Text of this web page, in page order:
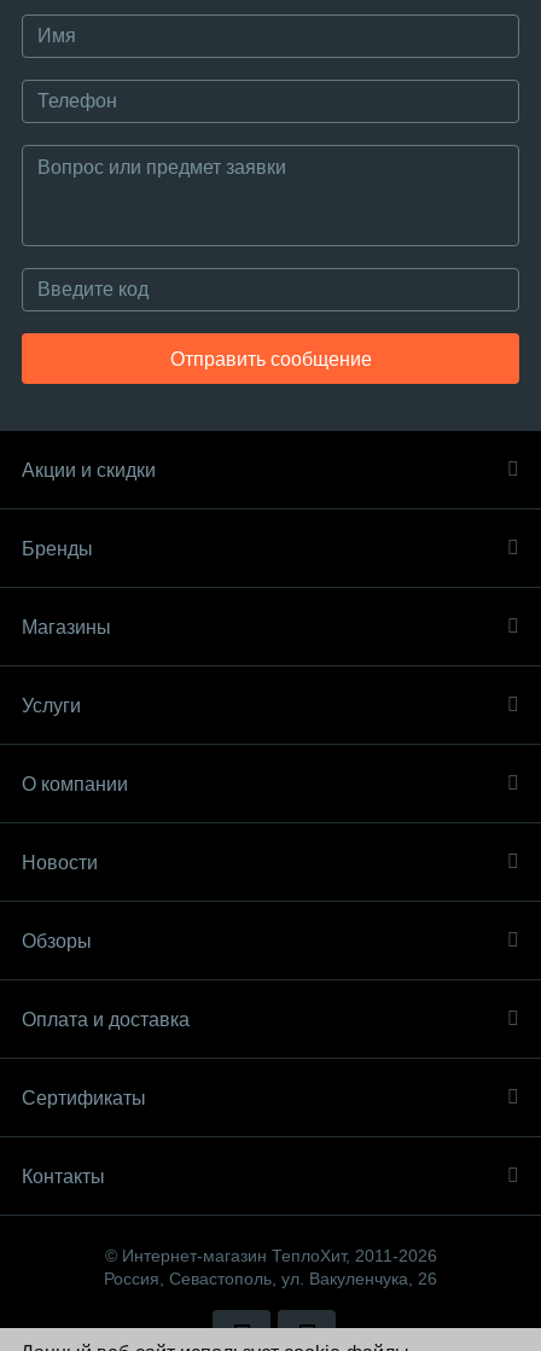
Отправить сообщение
Акции и скидки
Бренды
Магазины
Услуги
О компании
Новости
Обзоры
Оплата и доставка
Сертификаты
Контакты
© Интернет-магазин ТеплоХит, 2011-2026
Россия, Севастополь, ул. Вакуленчука, 26